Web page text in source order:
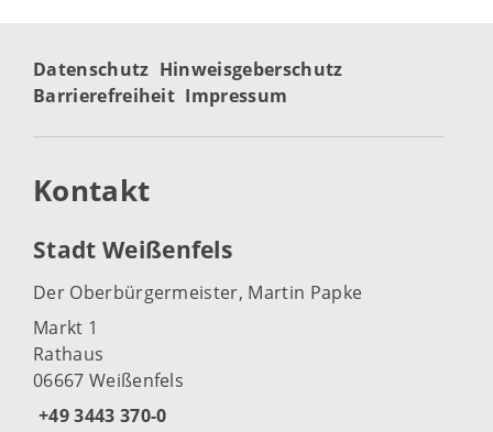
Datenschutz Hinweisgeberschutz
Barrierefreiheit Impressum
Kontakt
Stadt Weißenfels
Der Oberbürgermeister, Martin Papke
Markt 1
Rathaus
06667 Weißenfels
+49 3443 370-0